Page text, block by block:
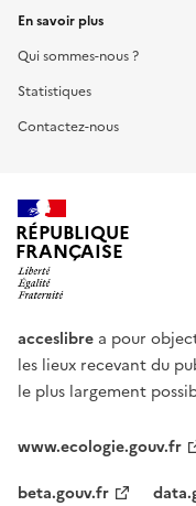
En savoir plus
Qui sommes-nous ?
Statistiques
Contactez-nous
RÉPUBLIQUE
FRANÇAISE
acceslibre a pour
les lieux recevant du
le plus largement
www.ecologie.gouv.fr
beta.gouv.fr